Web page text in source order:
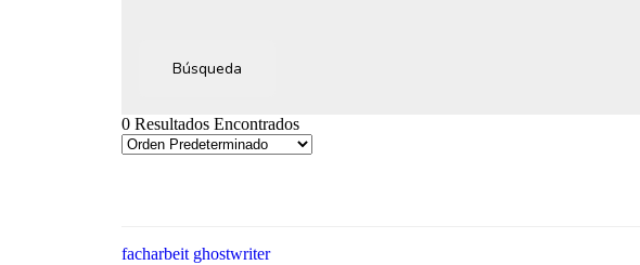
Búsqueda
0 Resultados Encontrados
facharbeit ghostwriter